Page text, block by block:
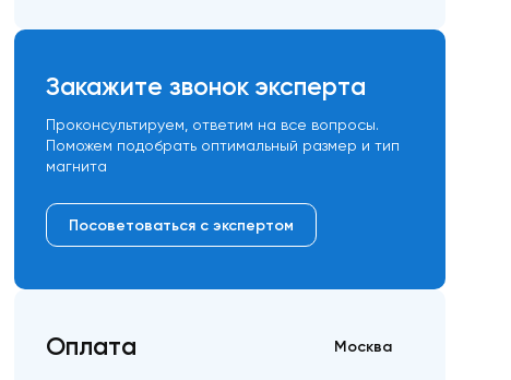
Закажите звонок эксперта
Проконсультируем, ответим на все вопросы.
Поможем подобрать оптимальный размер и тип
магнита
Посоветоваться с экспертом
Оплата Москва